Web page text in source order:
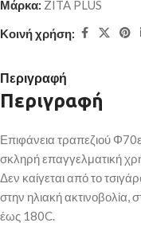
Μάρκα: ZITA PLUS
Κοινή χρήση:
Περιγραφή
Περιγραφή
Επιφάνεια τραπεζιού
σκληρή επαγγελματική
Δεν καίγεται από το
στην ηλιακή ακτινοβολία,
έως 180C.